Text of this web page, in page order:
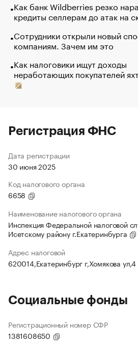
Как банк Wildberries резко
кредиты селлерам до атак на
Сотрудники открыли новый
компаниям. Зачем им это
Как налоговики ищут доходы
неработающих покупателей
Регистрация ФНС
Дата регистрации
30 июня 2025
Код налогового органа
6658
Наименование налогового органа
Инспекция Федеральной налоговой
Исетскому району г.Екатеринбурга
Адрес налоговой
620014,Екатеринбург г,Хомякова ул,4
Социальные фонды
Регистрационный номер СФР
1381608650